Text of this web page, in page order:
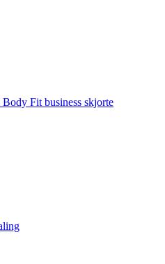
Fit business skjorte